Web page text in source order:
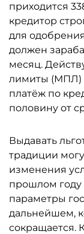
приходится
кредитор
для
должен
месяц.
лимиты (МПЛ)
платёж по
половину от
Выдавать
традиции
изменения
прошлом году
параметры
дальнейшем,
сокращается.